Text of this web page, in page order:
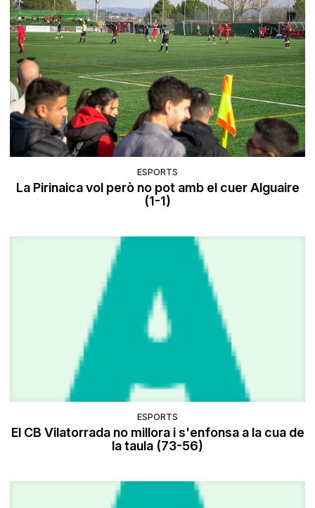
ESPORTS
La Pirinaica vol però no pot amb el cuer Alguaire
(1-1)
ESPORTS
El CB Vilatorrada no millora i s'enfonsa a la cua de
la taula (73-56)